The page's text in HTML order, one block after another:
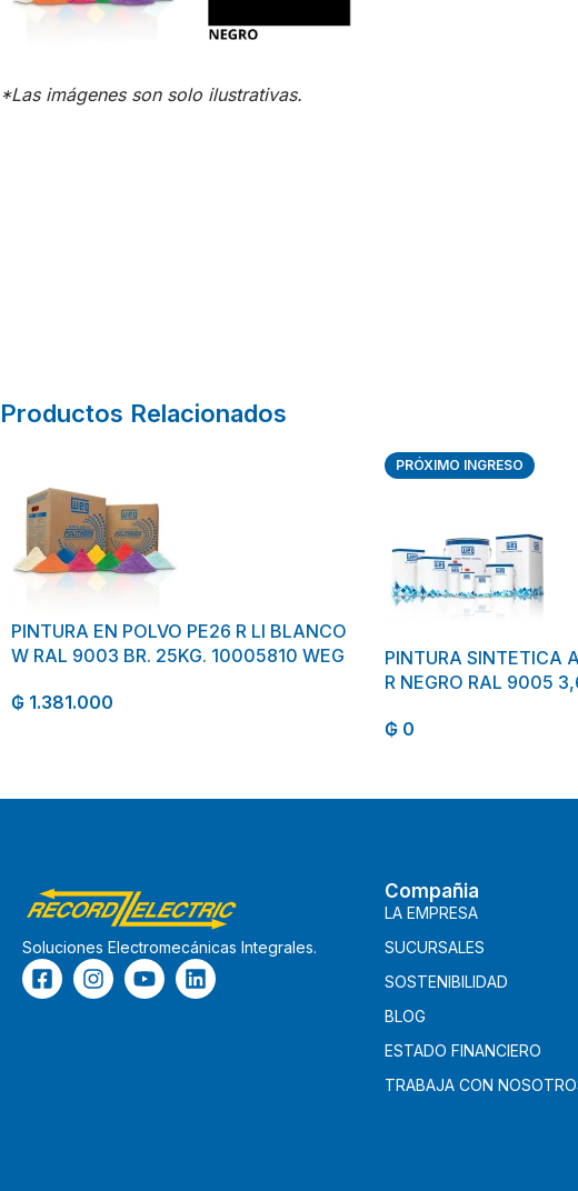
*Las imágenes son solo ilustrativas.
Productos Relacionados
PINTURA EN POLVO PE26 R LI BLANCO
W RAL 9003 BR. 25KG. 10005810 WEG
₲ 1.381.000
PRÓXIMO INGRESO
PINTURA SINTETICA
R NEGRO RAL 9005
₲ 0
Soluciones Electromecánicas Integrales.
Compañia
LA EMPRESA
SUCURSALES
SOSTENIBILIDAD
BLOG
ESTADO FINANCIERO
TRABAJA CON